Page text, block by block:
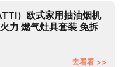
）欧式家用抽油烟机
力 燃气灶具套装 免拆
去看看 >>